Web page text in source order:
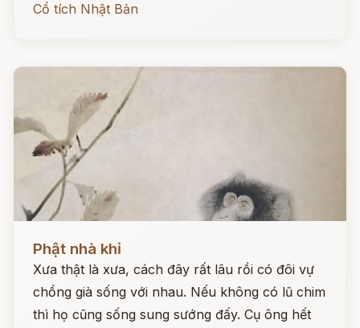
Cổ tích Nhật Bản
Phật nhà khỉ
Xưa thật là xưa, cách đây rất lâu rồi có đôi vự
chồng già sống với nhau. Nếu không có lũ chim
thì họ cũng sống sung sướng đấy. Cụ ông hết